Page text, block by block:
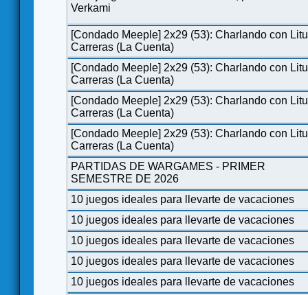
Verkami
[Condado Meeple] 2x29 (53): Charlando con
Carreras (La Cuenta)
[Condado Meeple] 2x29 (53): Charlando con
Carreras (La Cuenta)
[Condado Meeple] 2x29 (53): Charlando con
Carreras (La Cuenta)
[Condado Meeple] 2x29 (53): Charlando con
Carreras (La Cuenta)
PARTIDAS DE WARGAMES - PRIMER
SEMESTRE DE 2026
10 juegos ideales para llevarte de vacaciones
10 juegos ideales para llevarte de vacaciones
10 juegos ideales para llevarte de vacaciones
10 juegos ideales para llevarte de vacaciones
10 juegos ideales para llevarte de vacaciones